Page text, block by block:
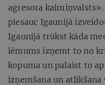
agresora
piesauc Igaunijā
Igaunijā trūkst kāda
lēmums izņemt to no
kopuma un palaist to
izņemšana un